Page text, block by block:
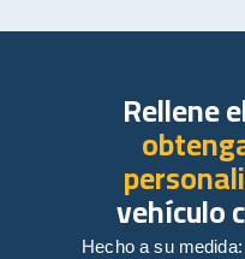
Rellene
vehículo
Hecho a su